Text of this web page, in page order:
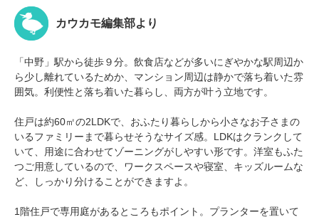
カウカモ編集部より
「中野」駅から徒歩９分。飲食店などが多いにぎやかな駅周辺か
ら少し離れているためか、マンション周辺は静かで落ち着いた雰
囲気。利便性と落ち着いた暮らし、両方が叶う立地です。
住戸は約60㎡の2LDKで、おふたり暮らしから小さなお子さまの
いるファミリーまで暮らせそうなサイズ感。LDKはクランクして
いて、用途に合わせてゾーニングがしやすい形です。洋室もふた
つご用意しているので、ワークスペースや寝室、キッズルームな
ど、しっかり分けることができますよ。
1階住戸で専用庭があるところもポイント。プランターを置いて